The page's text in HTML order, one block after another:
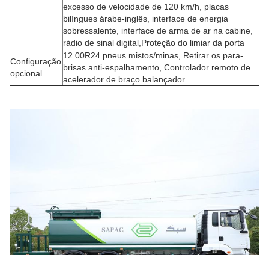
excesso de velocidade de 120 km/h, placas
bilíngues árabe-inglês, interface de energia
sobressalente, interface de arma de ar na cabine,
rádio de sinal digital,Proteção do limiar da porta
Configuração
opcional
12.00R24 pneus mistos/minas, Retirar os para-
brisas anti-espalhamento, Controlador remoto de
acelerador de braço balançador